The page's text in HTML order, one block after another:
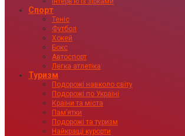
Спорт
Теніс
Футбол
Хокей
Бокс
Автоспорт
Легка атлетіка
Туризм
Подорожі навколо світу
Подорожі по Україні
Країни та міста
Пам’ятки
Подорожі та туризм
Найкращі курорти